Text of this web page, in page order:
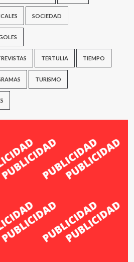
SOCIEDAD
TERTULIA TIEMPO
TURISMO